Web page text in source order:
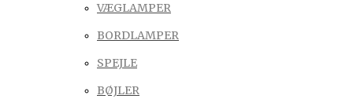
VÆGLAMPER
BORDLAMPER
SPEJLE
BØJLER